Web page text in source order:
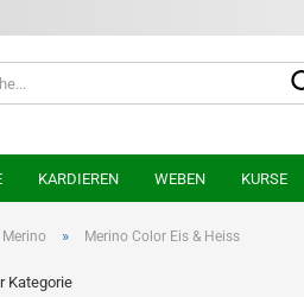
KARDIEREN WEBEN KURSE
Merino » Merino Color Eis & Heiss
Kategorie